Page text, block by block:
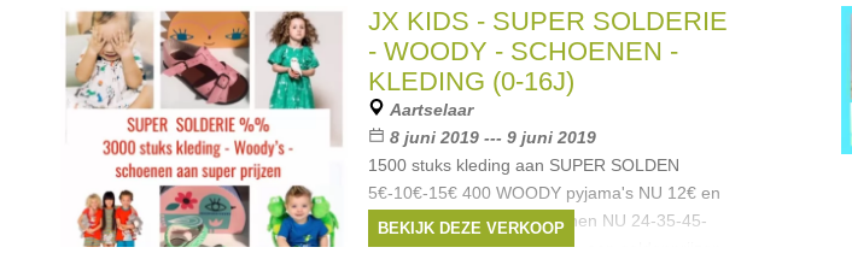
Merken:Armani ,Liu Jo, Anne kurris,
Bellerose,Rondinella, ...
JX KIDS - SUPER SOLDERIE
- WOODY - SCHOENEN -
KLEDING (0-16J)
Aartselaar
8 juni 2019 --- 9 juni 2019
1500 stuks kleding aan SUPER SOLDEN
5€-10€-15€ 400 WOODY pyjama's NU 12€ en
15€ 400 paar kinderschoenen NU 24-35-45-
55€ 800 stuks kinderkleding aan soldenprijzen
BEKIJK DEZE VERKOOP